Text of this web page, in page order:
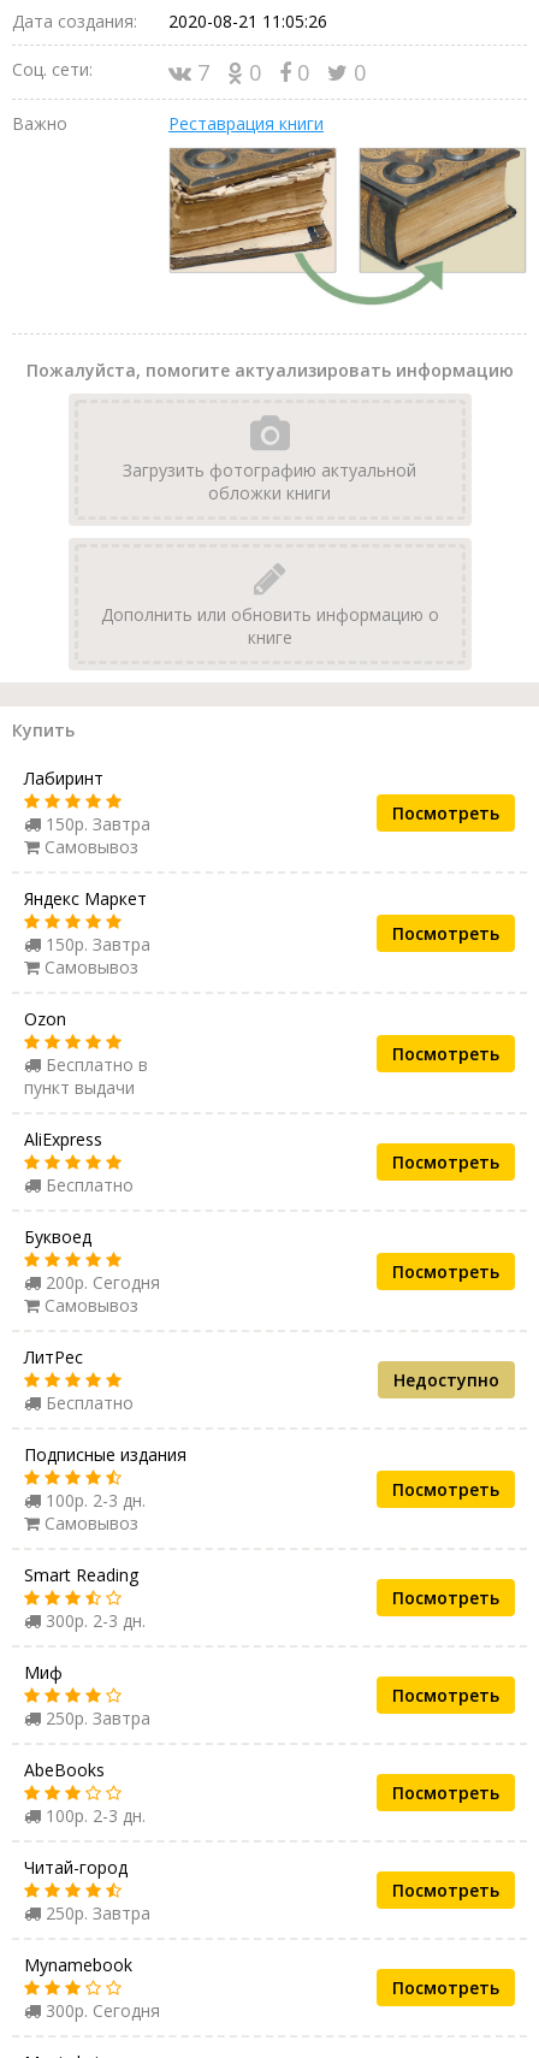
Дата создания: 2020-08-21 11:05:26
Соц. сети: 7 0 0 0
Важно Реставрация книги
Пожалуйста, помогите актуализировать информацию
Загрузить фотографию актуальной
обложки книги
Дополнить или обновить информацию о
книге
Купить
Лабиринт
150р. Завтра
Самовывоз
Посмотреть
Яндекс Маркет
150р. Завтра
Самовывоз
Посмотреть
Ozon
Бесплатно в
пункт выдачи
Посмотреть
AliExpress
Бесплатно
Посмотреть
Буквоед
200р. Сегодня
Самовывоз
Посмотреть
ЛитРес
Бесплатно
Недоступно
Подписные издания
100р. 2-3 дн.
Самовывоз
Посмотреть
Smart Reading
300р. 2-3 дн.
Посмотреть
Миф
250р. Завтра
Посмотреть
AbeBooks
100р. 2-3 дн.
Посмотреть
Читай-город
250р. Завтра
Посмотреть
Mynamebook
300р. Сегодня
Посмотреть